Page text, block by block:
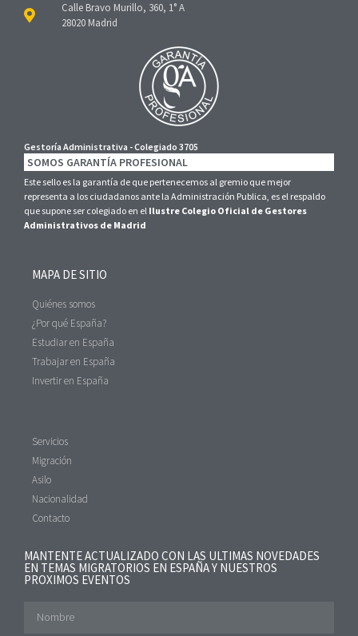
Calle Bravo Murillo, 360, 1° A
28020 Madrid
Gestoría Administrativa - Colegiado 3705
SOMOS GARANTÍA PROFESIONAL
Este sello es la garantía de que pertenecemos al gremio que mejor
representa a los ciudadanos ante la Administración Publica, es el respaldo
que supone ser colegiado en el Ilustre Colegio Oficial de Gestores
Administrativos de Madrid
MAPA DE SITIO
Quiénes somos
¿Por qué España?
Estudiar en España
Trabajar en España
Invertir en España
Servicios
Migración
Asilo
Nacionalidad
Contacto
MANTENTE ACTUALIZADO CON LAS ULTIMAS NOVEDADES
EN TEMAS MIGRATORIOS EN ESPAÑA Y NUESTROS
PROXIMOS EVENTOS